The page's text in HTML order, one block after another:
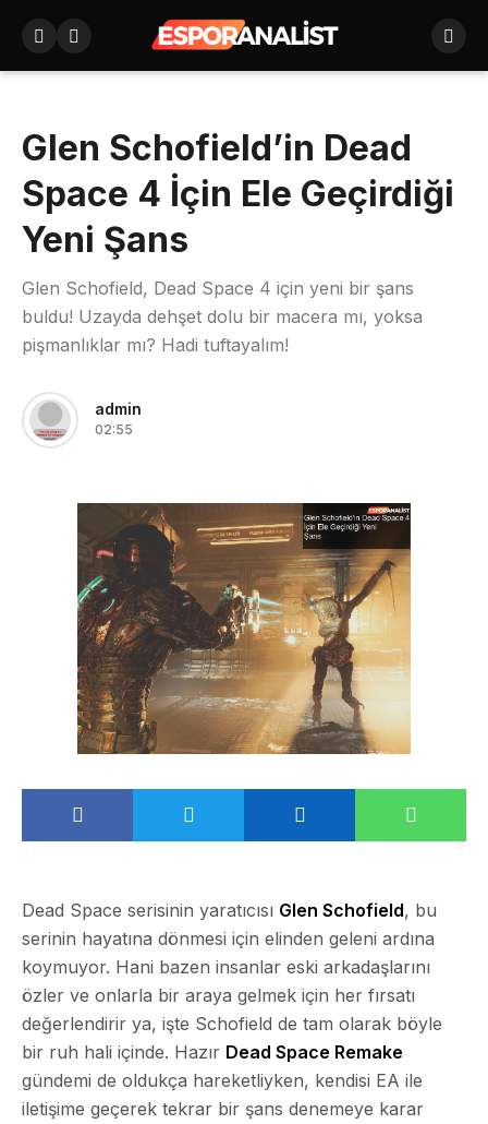
Glen Schofield’in Dead
Space 4 İçin Ele Geçirdiği
Yeni Şans
Glen Schofield, Dead Space 4 için yeni bir şans
buldu! Uzayda dehşet dolu bir macera mı, yoksa
pişmanlıklar mı? Hadi tuftayalım!
admin
02:55
Dead Space serisinin yaratıcısı Glen Schofield, bu
serinin hayatına dönmesi için elinden geleni ardına
koymuyor. Hani bazen insanlar eski arkadaşlarını
özler ve onlarla bir araya gelmek için her fırsatı
değerlendirir ya, işte Schofield de tam olarak böyle
bir ruh hali içinde. Hazır Dead Space Remake
gündemi de oldukça hareketliyken, kendisi EA ile
iletişime geçerek tekrar bir şans denemeye karar